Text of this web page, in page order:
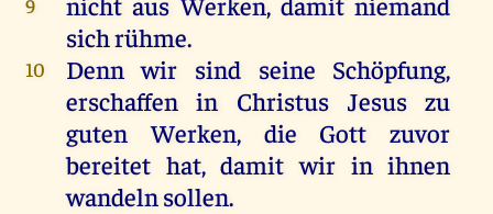
9
sichrühme.
10 Denn wir sind seine Schöpfung,
erschaffenin Christus Jesus zu
guten
Werken, die Gott
zuvor
bereitet hat,damit wir in ihnen
wandelnsollen.